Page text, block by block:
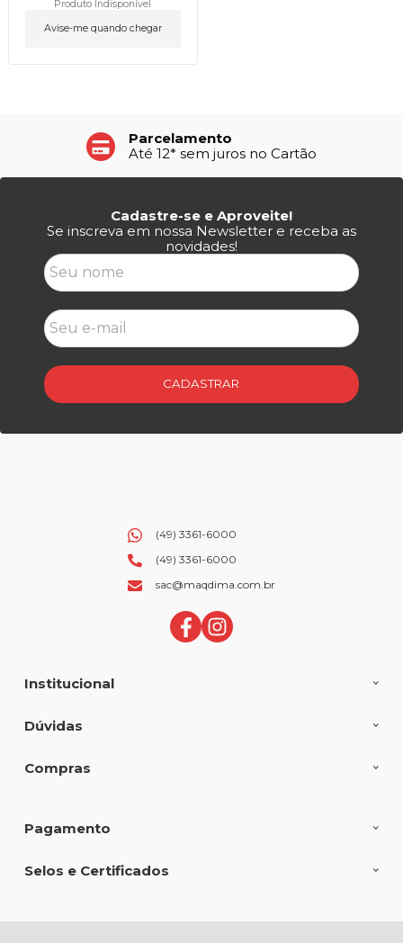
Produto Indisponível
Avise-me quando chegar
Parcelamento
Até 12* sem juros no Cartão
Cadastre-se e Aproveite!
Se inscreva em nossa Newsletter e receba as
novidades!
CADASTRAR
Institucional
Dúvidas
Compras
(49) 3361-6000
(49) 3361-6000
sac@maqdima.com.br
Pagamento
Selos e Certificados